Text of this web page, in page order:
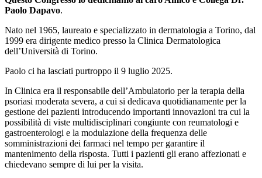
Paolo Dapavo.
Nato nel 1965, laureato e specializzato in dermatologia a Torino, dal
1999 era dirigente medico presso la Clinica Dermatologica
dell’Università di Torino.
Paolo ci ha lasciati purtroppo il 9 luglio 2025.
In Clinica era il responsabile dell’Ambulatorio per la terapia della
psoriasi moderata severa, a cui si dedicava quotidianamente per la
gestione dei pazienti introducendo importanti innovazioni tra cui la
possibilità di viste multidisciplinari congiunte con reumatologi e
gastroenterologi e la modulazione della frequenza delle
somministrazioni dei farmaci nel tempo per garantire il
mantenimento della risposta. Tutti i pazienti gli erano affezionati e
chiedevano sempre di lui per la visita.